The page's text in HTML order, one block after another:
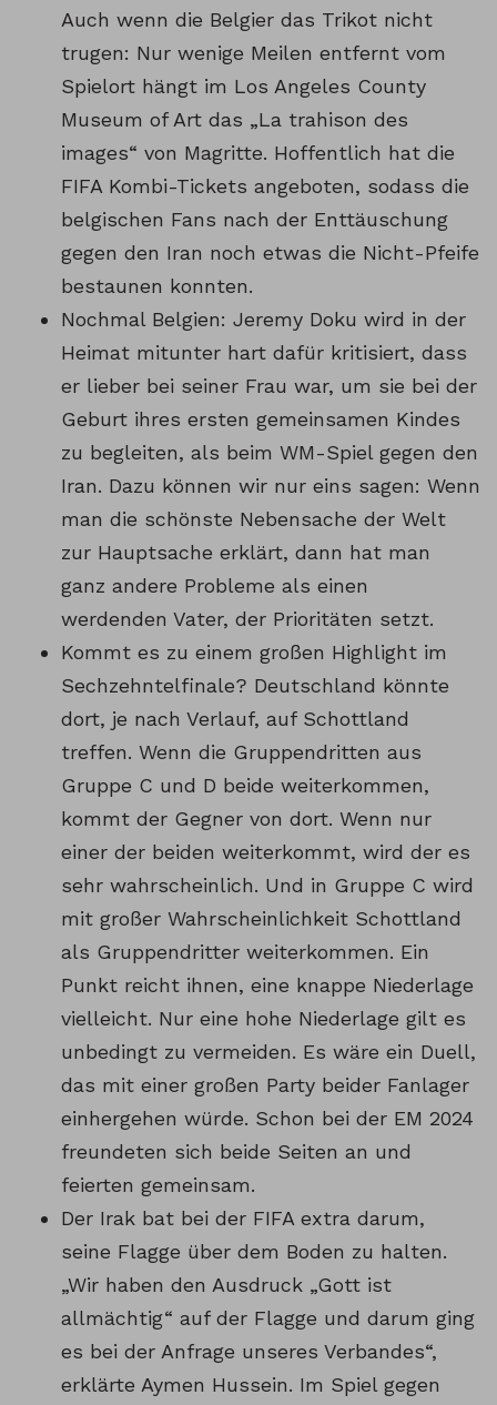
Auch wenn die Belgier das Trikot nicht
trugen: Nur wenige Meilen entfernt vom
Spielort hängt im Los Angeles County
Museum of Art das „La trahison des
images“ von Magritte. Hoffentlich hat die
FIFA Kombi-Tickets angeboten, sodass die
belgischen Fans nach der Enttäuschung
gegen den Iran noch etwas die Nicht-Pfeife
bestaunen konnten.
Nochmal Belgien: Jeremy Doku wird in der
Heimat mitunter hart dafür kritisiert, dass
er lieber bei seiner Frau war, um sie bei der
Geburt ihres ersten gemeinsamen Kindes
zu begleiten, als beim WM-Spiel gegen den
Iran. Dazu können wir nur eins sagen: Wenn
man die schönste Nebensache der Welt
zur Hauptsache erklärt, dann hat man
ganz andere Probleme als einen
werdenden Vater, der Prioritäten setzt.
Kommt es zu einem großen Highlight im
Sechzehntelfinale? Deutschland könnte
dort, je nach Verlauf, auf Schottland
treffen. Wenn die Gruppendritten aus
Gruppe C und D beide weiterkommen,
kommt der Gegner von dort. Wenn nur
einer der beiden weiterkommt, wird der es
sehr wahrscheinlich. Und in Gruppe C wird
mit großer Wahrscheinlichkeit Schottland
als Gruppendritter weiterkommen. Ein
Punkt reicht ihnen, eine knappe Niederlage
vielleicht. Nur eine hohe Niederlage gilt es
unbedingt zu vermeiden. Es wäre ein Duell,
das mit einer großen Party beider Fanlager
einhergehen würde. Schon bei der EM 2024
freundeten sich beide Seiten an und
feierten gemeinsam.
Der Irak bat bei der FIFA extra darum,
seine Flagge über dem Boden zu halten.
„Wir haben den Ausdruck „Gott ist
allmächtig“ auf der Flagge und darum ging
es bei der Anfrage unseres Verbandes“,
erklärte Aymen Hussein. Im Spiel gegen